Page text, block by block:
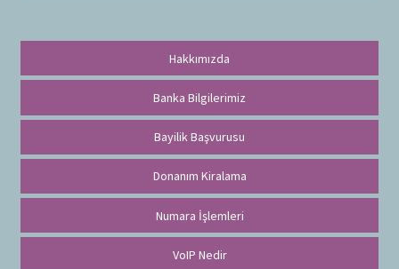
Hakkımızda
Banka Bilgilerimiz
Bayilik Başvurusu
Donanım Kiralama
Numara İşlemleri
VoIP Nedir